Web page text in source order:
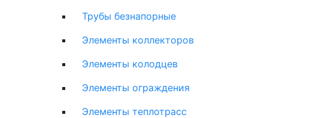
Трубы безнапорные
Элементы коллекторов
Элементы колодцев
Элементы ограждения
Элементы теплотрасс